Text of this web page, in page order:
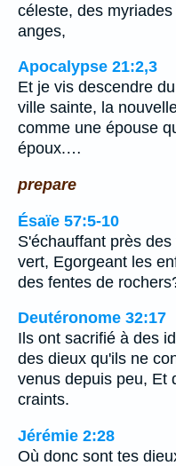
céleste, des
anges,
Apocalypse 21:2,3
Et je vis descendre
ville sainte, la
comme une épouse
époux.…
prepare
Ésaïe 57:5-10
S'échauffant près
vert, Egorgeant les
des fentes de
Deutéronome 32:17
Ils ont sacrifié à des
des dieux qu'ils ne
venus depuis peu, Et
craints.
Jérémie 2:28
Où donc sont tes